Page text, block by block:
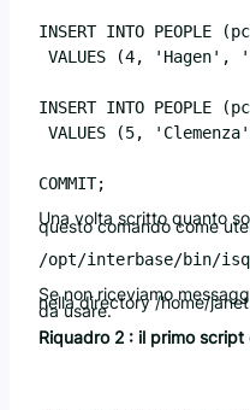
INSERT INTO PEOPLE
VALUES (4,
INSERT INTO PEOPLE
VALUES (5,
Una volta scritto quanto
questo comando come
Se non riceviamo
nella directory /home/
da usare.
Riquadro 2 : il primo